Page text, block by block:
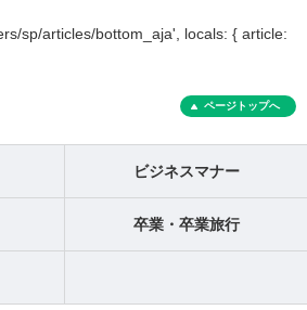
sp/articles/bottom_aja', locals: { article:
ページトップへ
ビジネスマナー
卒業・卒業旅行